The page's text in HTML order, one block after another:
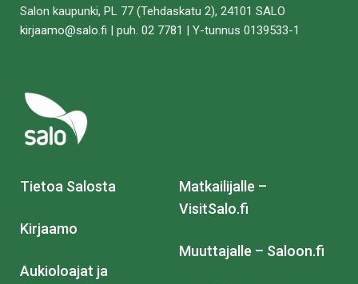
Salon kaupunki, PL 77 (Tehdaskatu 2), 24101 SALO
kirjaamo@salo.fi | puh. 02 7781 | Y-tunnus 0139533-1
Tietoa Salosta
Kirjaamo
Aukioloajat ja
Matkailijalle –
VisitSalo.fi
Muuttajalle – Saloon.fi